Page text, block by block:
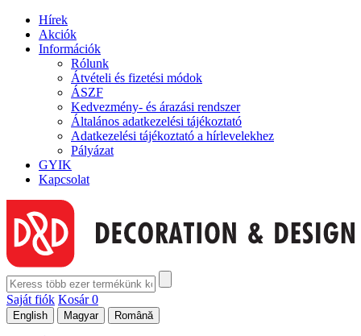
Hírek
Akciók
Információk
Rólunk
Átvételi és fizetési módok
ÁSZF
Kedvezmény- és árazási rendszer
Általános adatkezelési tájékoztató
Adatkezelési tájékoztató a hírlevelekhez
Pályázat
GYIK
Kapcsolat
Saját fiók Kosár 0